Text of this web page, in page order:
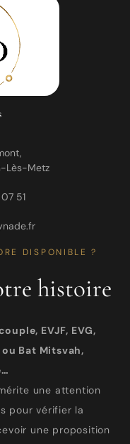
Lès-Metz
51
DISPONIBLE ?
histoire
EVJF, EVG,
Bat Mitsvah,
une attention
pour vérifier la
une proposition